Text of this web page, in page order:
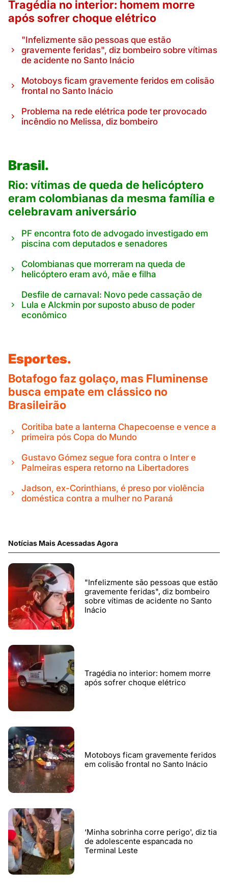
Tragédia no interior: homem morre
após sofrer choque elétrico
"Infelizmente são pessoas que estão
gravemente feridas", diz bombeiro sobre vítimas
de acidente no Santo Inácio
Motoboys ficam gravemente feridos em colisão
frontal no Santo Inácio
Problema na rede elétrica pode ter provocado
incêndio no Melissa, diz bombeiro
Brasil.
Rio: vítimas de queda de helicóptero
eram colombianas da mesma família e
celebravam aniversário
PF encontra foto de advogado investigado em
piscina com deputados e senadores
Colombianas que morreram na queda de
helicóptero eram avó, mãe e filha
Desfile de carnaval: Novo pede cassação de
Lula e Alckmin por suposto abuso de poder
econômico
Esportes.
Botafogo faz golaço, mas Fluminense
busca empate em clássico no
Brasileirão
Coritiba bate a lanterna Chapecoense e vence a
primeira pós Copa do Mundo
Gustavo Gómez segue fora contra o Inter e
Palmeiras espera retorno na Libertadores
Jadson, ex-Corinthians, é preso por violência
doméstica contra a mulher no Paraná
Notícias Mais Acessadas Agora
"Infelizmente são pessoas que estão
gravemente feridas", diz bombeiro
sobre vítimas de acidente no Santo
Inácio
Tragédia no interior: homem morre
após sofrer choque elétrico
Motoboys ficam gravemente feridos
em colisão frontal no Santo Inácio
‘Minha sobrinha corre perigo', diz tia
de adolescente espancada no
Terminal Leste